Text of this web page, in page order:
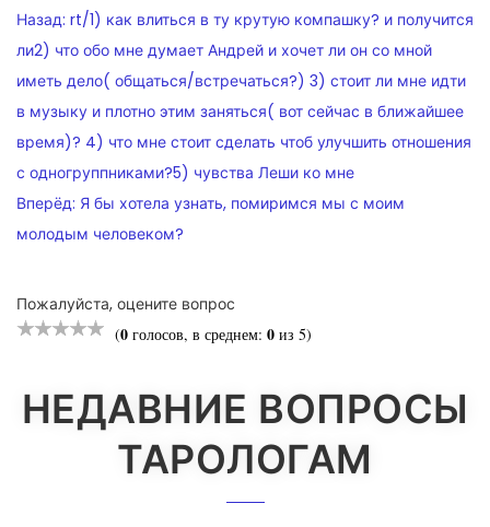
НАВИГАЦИЯ
ПО
ЗАПИСЯМ
Назад: rt/1) как влиться в ту крутую компашку? и получится
ли2) что обо мне думает Андрей и хочет ли он со мной
иметь дело( общаться/встречаться?) 3) стоит ли мне идти
в музыку и плотно этим заняться( вот сейчас в ближайшее
время)? 4) что мне стоит сделать чтоб улучшить отношения
с одногруппниками?5) чувства Леши ко мне
Вперёд: Я бы хотела узнать, помиримся мы с моим
молодым человеком?
Пожалуйста, оцените вопрос
(0 голосов, в среднем: 0 из 5)
НЕДАВНИЕ ВОПРОСЫ
ТАРОЛОГАМ